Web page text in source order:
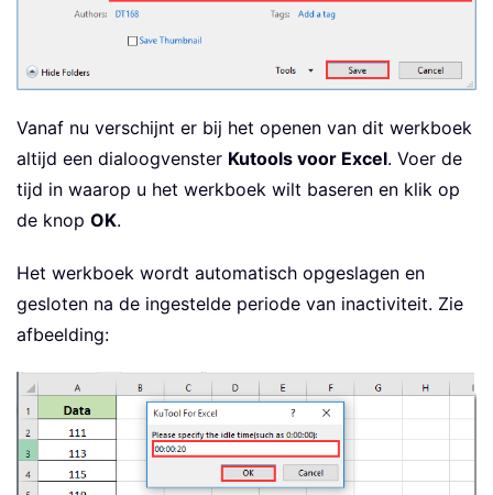
Vanaf nu verschijnt er bij het openen van dit werkboek
altijd een dialoogvenster Kutools voor Excel. Voer de
tijd in waarop u het werkboek wilt baseren en klik op
de knop OK.
Het werkboek wordt automatisch opgeslagen en
gesloten na de ingestelde periode van inactiviteit. Zie
afbeelding: